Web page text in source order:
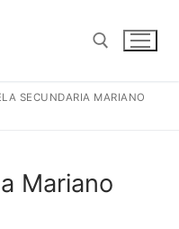
SECUNDARIA MARIANO
Mariano